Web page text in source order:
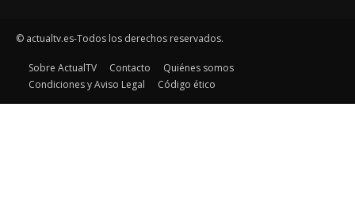
© actualtv.es-Todos los derechos reservados.
Sobre ActualTV Contacto
Quiénes somos
Condiciones y Aviso Legal
Código ético